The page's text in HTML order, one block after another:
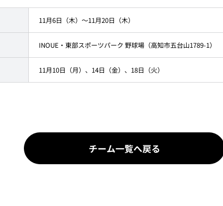
11月6日（木）～11月20日（木）
INOUE・東部スポーツパーク 野球場（高知市五台山1789-1）
11月10日（月）、14日（金）、18日（火）
チーム一覧へ戻る